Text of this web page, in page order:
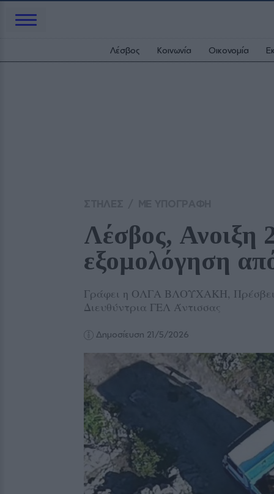
Λέσβος Κοινωνία Οικονομία
Λέσβος, Ανοιξη
εξομολόγηση
Γράφει η ΟΛΓΑ ΒΛΟΥΧΑΚΗ,
Διευθύντρια ΓΕΛ Άντισσας
Δημοσίευση 21/5/2026